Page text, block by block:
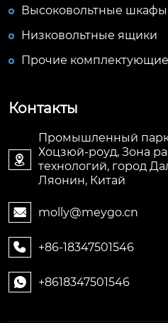
Высоковольтные шкафы
Низковольтные ящики
Прочие комплектующие
Контакты

Промышленный
Хоцзюй-роуд, Зона
технологий, город
Ляонин, Китай
 molly@meygo.cn
 +86-18347501546
 +8618347501546